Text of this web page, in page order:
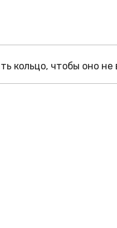
кольцо, чтобы оно